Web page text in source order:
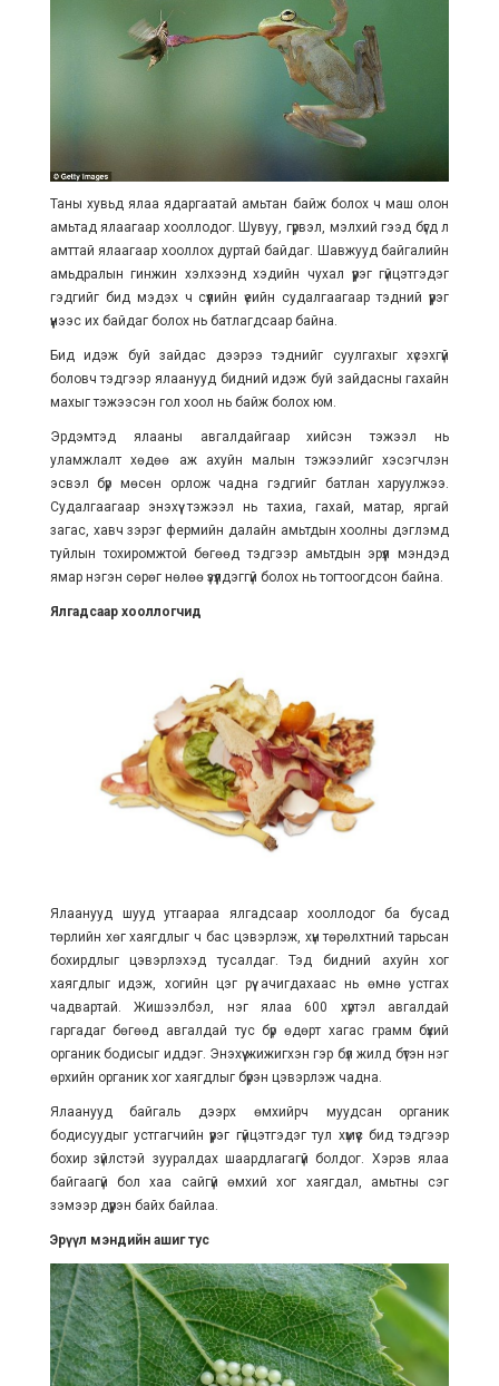
Таны хувьд ялаа ядаргаатай амьтан байж болох ч маш олон
амьтад ялаагаар хооллодог. Шувуу, гүрвэл, мэлхий гээд бүгд л
амттай ялаагаар хооллох дуртай байдаг. Шавжууд байгалийн
амьдралын гинжин хэлхээнд хэдийн чухал үүрэг гүйцэтгэдэг
гэдгийг бид мэдэх ч сүүлийн үеийн судалгаагаар тэдний үүрэг
үүнээс их байдаг болох нь батлагдсаар байна.
Бид идэж буй зайдас дээрээ тэднийг суулгахыг хүсэхгүй
боловч тэдгээр ялаанууд бидний идэж буй зайдасны гахайн
махыг тэжээсэн гол хоол нь байж болох юм.
Эрдэмтэд ялааны авгалдайгаар хийсэн тэжээл нь
уламжлалт хөдөө аж ахуйн малын тэжээлийг хэсэгчлэн
эсвэл бүр мөсөн орлож чадна гэдгийг батлан харуулжээ.
Судалгаагаар энэхүү тэжээл нь тахиа, гахай, матар, яргай
загас, хавч зэрэг фермийн далайн амьтдын хоолны дэглэмд
туйлын тохиромжтой бөгөөд тэдгээр амьтдын эрүүл мэндэд
ямар нэгэн сөрөг нөлөө үзүүлдэггүй болох нь тогтоогдсон байна.
Ялгадсаар хооллогчид
Ялаанууд шууд утгаараа ялгадсаар хооллодог ба бусад
төрлийн хөг хаягдлыг ч бас цэвэрлэж, хүн төрөлхтний тарьсан
бохирдлыг цэвэрлэхэд тусалдаг. Тэд бидний ахуйн хог
хаягдлыг идэж, хогийн цэг рүү ачигдахаас нь өмнө устгах
чадвартай. Жишээлбэл, нэг ялаа 600 хүртэл авгалдай
гаргадаг бөгөөд авгалдай тус бүр өдөрт хагас грамм бүхий
органик бодисыг иддэг. Энэхүү жижигхэн гэр бүл жилд бүтэн нэг
өрхийн органик хог хаягдлыг бүрэн цэвэрлэж чадна.
Ялаанууд байгаль дээрх өмхийрч муудсан органик
бодисуудыг устгагчийн үүрэг гүйцэтгэдэг тул хүмүүс бид тэдгээр
бохир зүйлстэй зууралдах шаардлагагүй болдог. Хэрэв ялаа
байгаагүй бол хаа сайгүй өмхий хог хаягдал, амьтны сэг
зэмээр дүүрэн байх байлаа.
Эрүүл мэндийн ашиг тус